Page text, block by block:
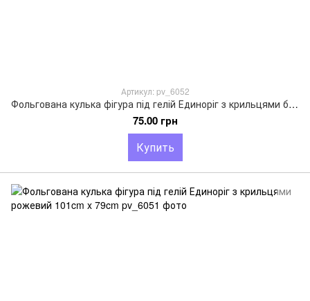
Артикул: pv_6052
Фольгована кулька фігура під гелій Единоріг з крильцями блакитний 101cm x 79cm
75.00 грн
Купить